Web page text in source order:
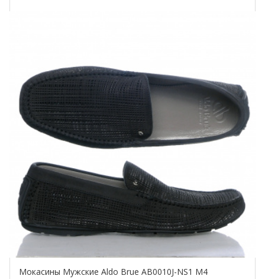
Мокасины Мужские Aldo Brue AB0010J-NS1 M4